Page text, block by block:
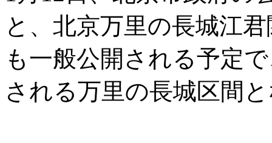
と、北京万里の長城江
も一般公開される予定
される万里の長城区間